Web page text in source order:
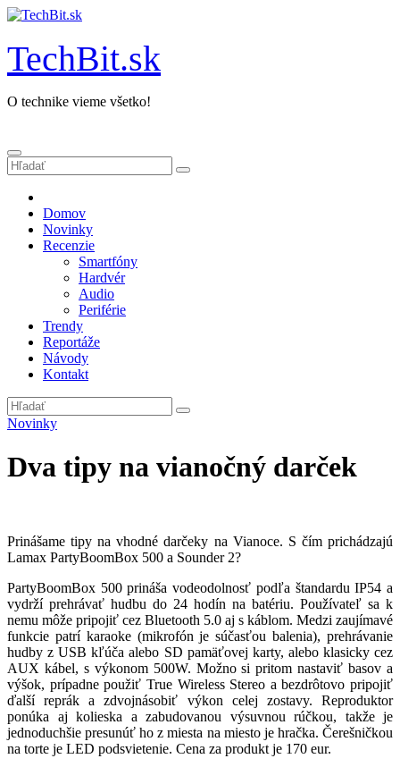
Prejsť
obsah
TechBit.sk
O technike vieme všetko!
Domov
Novinky
Recenzie
Smartfóny
Hardvér
Audio
Periférie
Trendy
Reportáže
Návody
Kontakt
Novinky
Dva tipy na vianočný darček
Prinášame tipy na vhodné darčeky na Vianoce. S čím prichádzajú
Lamax PartyBoomBox 500 a Sounder 2?
PartyBoomBox 500 prináša vodeodolnosť podľa štandardu IP54 a
vydrží prehrávať hudbu do 24 hodín na batériu. Používateľ sa k
nemu môže pripojiť cez Bluetooth 5.0 aj s káblom. Medzi zaujímavé
funkcie patrí karaoke (mikrofón je súčasťou balenia), prehrávanie
hudby z USB kľúča alebo SD pamäťovej karty, alebo klasicky cez
AUX kábel, s výkonom 500W. Možno si pritom nastaviť basov a
výšok, prípadne použiť True Wireless Stereo a bezdrôtovo pripojiť
ďalší reprák a zdvojnásobiť výkon celej zostavy. Reproduktor
ponúka aj kolieska a zabudovanou výsuvnou rúčkou, takže je
jednoduchšie presunúť ho z miesta na miesto je hračka. Čerešničkou
na torte je LED podsvietenie. Cena za produkt je 170 eur.